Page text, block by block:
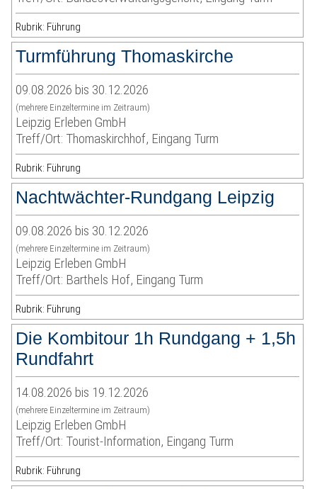
Rubrik: Führung
Turmführung Thomaskirche
09.08.2026 bis 30.12.2026
(mehrere Einzeltermine im Zeitraum)
Leipzig Erleben GmbH
Treff/Ort: Thomaskirchhof, Eingang Turm
Rubrik: Führung
Nachtwächter-Rundgang Leipzig
09.08.2026 bis 30.12.2026
(mehrere Einzeltermine im Zeitraum)
Leipzig Erleben GmbH
Treff/Ort: Barthels Hof, Eingang Turm
Rubrik: Führung
Die Kombitour 1h Rundgang + 1,5h
Rundfahrt
14.08.2026 bis 19.12.2026
(mehrere Einzeltermine im Zeitraum)
Leipzig Erleben GmbH
Treff/Ort: Tourist-Information, Eingang Turm
Rubrik: Führung